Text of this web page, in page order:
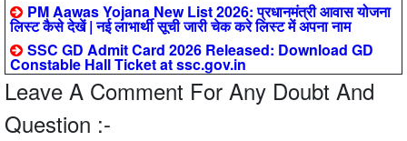
PM Aawas Yojana New List 2026: प्रधानमंत्री आवास योजना
लिस्ट कैसे देखें | नई लाभार्थी सूची जारी चेक करे लिस्ट में अपना नाम
SSC GD Admit Card 2026 Released: Download GD
Constable Hall Ticket at ssc.gov.in
Leave A Comment For Any Doubt And
Question :-